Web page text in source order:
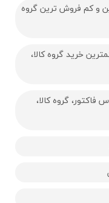
و کم فروش ترین گروه
خرید گروه کالا،
گروه کالا،